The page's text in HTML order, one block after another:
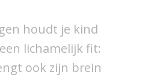
houdt je kind
lichamelijk fit:
ook zijn brein